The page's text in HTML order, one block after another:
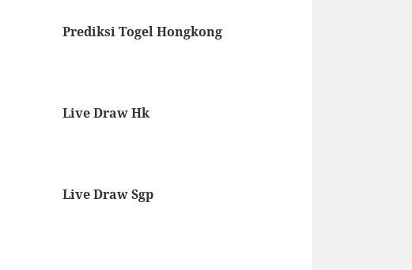
Prediksi Togel Hongkong
Live Draw Hk
Live Draw Sgp